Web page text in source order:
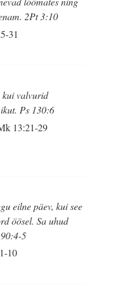
2Pt 3:10
31
kui valvurid
Ps 130:6
13:21-29
eilne päev, kui see
öösel. Sa uhud
5
10